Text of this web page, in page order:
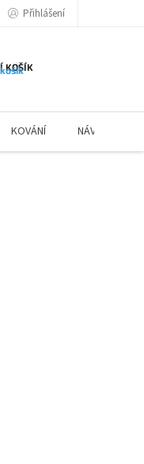
Přihlášení
KOŠÍK
KOVÁNÍ NÁVODY